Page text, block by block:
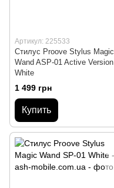
Артикул: 225533
Стилус Proove Stylus Magic
Wand ASP-01 Active Version
White
1 499 грн
Купить